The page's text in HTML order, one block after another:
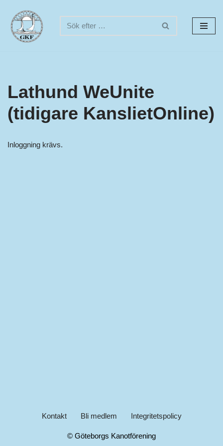
Hoppa
till
Lathund WeUnite
(tidigare KanslietOnline)
Inloggning krävs.
Kontakt Bli medlem Integritetspolicy
© Göteborgs Kanotförening